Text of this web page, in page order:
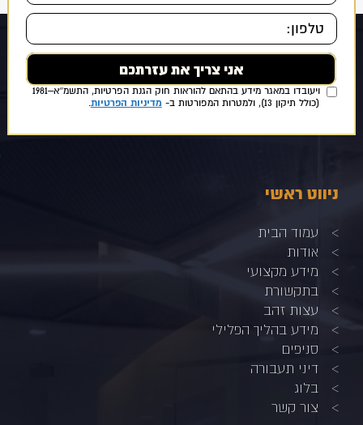
אני מאשר/ת כי ידוע לי ומוסכם עלי כי הפרטים שמסרתי ייאספו, יוחזקו
ויעובדו במאגר מידע בהתאם להוראות חוק הגנת הפרטיות, התשמ״א–1981
(כולל תיקון 13), ולמטרות המפורטות ב-
מדיניות הפרטיות.
ניווט ראשי
עמוד הבית
אודות
מידע מקצועי
בתקשורת
עצות זהב
מידע בהליך הפלילי
סניפים
דיני תעבורה
בלוג
צור קשר